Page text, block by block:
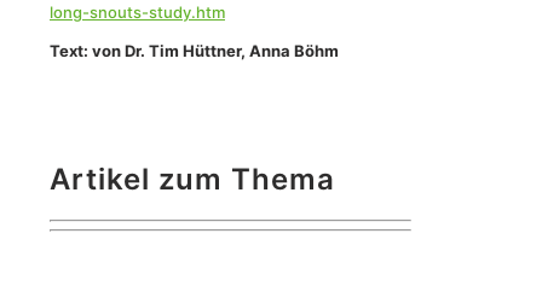
long-snouts-study.htm
Text: von Dr. Tim Hüttner, Anna Böhm
Artikel zum Thema